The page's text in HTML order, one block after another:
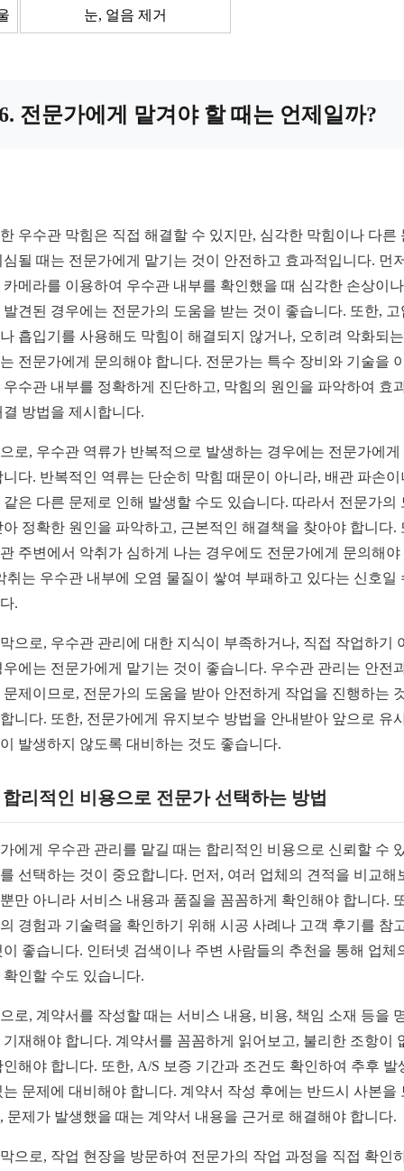
눈, 얼음 제거
전문가에게 맡겨야 할 때는 언제일까?
우수관 막힘은 직접 해결할 수 있지만, 심각한 막힘이나 다른
심될 때는 전문가에게 맡기는 것이 안전하고 효과적입니다. 먼
카메라를 이용하여 우수관 내부를 확인했을 때 심각한 손상이
발견된 경우에는 전문가의 도움을 받는 것이 좋습니다. 또한, 고
흡입기를 사용해도 막힘이 해결되지 않거나, 오히려 악화되
전문가에게 문의해야 합니다. 전문가는 특수 장비와 기술을
우수관 내부를 정확하게 진단하고, 막힘의 원인을 파악하여 효
결 방법을 제시합니다.
로, 우수관 역류가 반복적으로 발생하는 경우에는 전문가에게
니다. 반복적인 역류는 단순히 막힘 때문이 아니라, 배관 파손이
같은 다른 문제로 인해 발생할 수도 있습니다. 따라서 전문가의
아 정확한 원인을 파악하고, 근본적인 해결책을 찾아야 합니다.
주변에서 악취가 심하게 나는 경우에도 전문가에게 문의해야
취는 우수관 내부에 오염 물질이 쌓여 부패하고 있다는 신호일
.
으로, 우수관 관리에 대한 지식이 부족하거나, 직접 작업하기
우에는 전문가에게 맡기는 것이 좋습니다. 우수관 관리는 안전
문제이므로, 전문가의 도움을 받아 안전하게 작업을 진행하는
니다. 또한, 전문가에게 유지보수 방법을 안내받아 앞으로 유
발생하지 않도록 대비하는 것도 좋습니다.
합리적인 비용으로 전문가 선택하는 방법
에게 우수관 관리를 맡길 때는 합리적인 비용으로 신뢰할 수
선택하는 것이 중요합니다. 먼저, 여러 업체의 견적을 비교해
만 아니라 서비스 내용과 품질을 꼼꼼하게 확인해야 합니다.
경험과 기술력을 확인하기 위해 시공 사례나 고객 후기를 참
이 좋습니다. 인터넷 검색이나 주변 사람들의 추천을 통해 업체
확인할 수도 있습니다.
로, 계약서를 작성할 때는 서비스 내용, 비용, 책임 소재 등을
기재해야 합니다. 계약서를 꼼꼼하게 읽어보고, 불리한 조항이
인해야 합니다. 또한, A/S 보증 기간과 조건도 확인하여 추후 발
는 문제에 대비해야 합니다. 계약서 작성 후에는 반드시 사본을
문제가 발생했을 때는 계약서 내용을 근거로 해결해야 합니다.
으로, 작업 현장을 방문하여 전문가의 작업 과정을 직접 확인